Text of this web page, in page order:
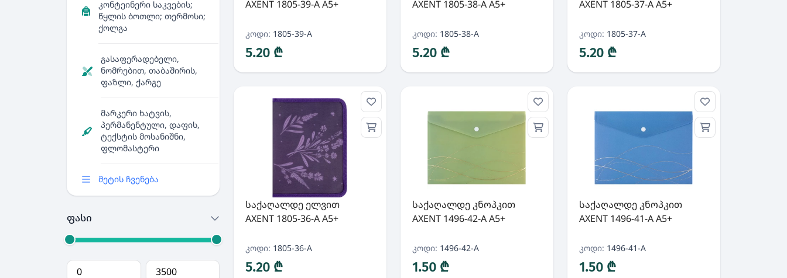
კონტეინერი საკვების;
წყლის ბოთლი; თერმოსი;
ქოლგა
გასაფერადებელი,
ნომრებით, თაბაშირის,
ფაზლი, ქარგე
მარკერი ხატვის,
პერმანენტული, დაფის,
ტექსტის მოსანიშნი,
ფლომასტერი
მეტის ჩვენება
ფასი
AXENT 1805-39-A A5+
კოდი: 1805-39-A
5.20 ₾
AXENT 1805-38-A A5+
კოდი: 1805-38-A
5.20 ₾
AXENT 1805-37-A A5+
კოდი: 1805-37-A
5.20 ₾
საქაღალდე ელვით
AXENT 1805-36-A A5+
კოდი: 1805-36-A
5.20 ₾
საქაღალდე კნოპკით
AXENT 1496-42-A A5+
კოდი: 1496-42-A
1.50 ₾
საქაღალდე კნოპკით
AXENT 1496-41-A A5+
კოდი: 1496-41-A
1.50 ₾